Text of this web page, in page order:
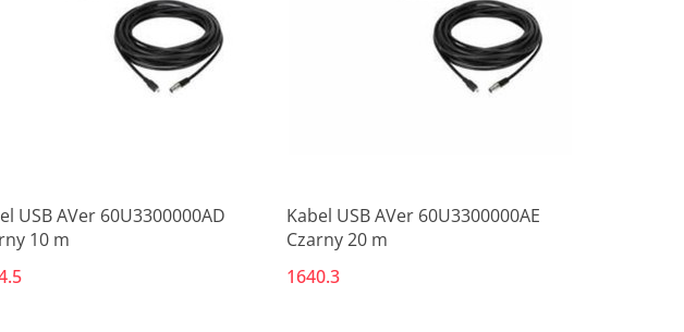
Produkt niedostępny
USB AVer 60U3300000AD
10 m
Produkt niedostępny
Kabel USB AVer 60U3300000AE
Czarny 20 m
1640.3